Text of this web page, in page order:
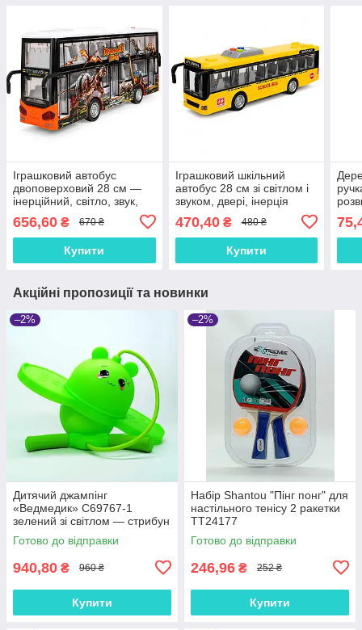
Іграшковий автобус
двоповерховий 28 см —
інерційний, світло, звук,
656,60 ₴ 670 ₴
Купити
Іграшковий шкільний
автобус 28 см зі світлом і
звуком, двері, інерція
470,40₴ 480 ₴
Купити
від
Акційні пропозиції та новинки
–2%
Дитячий джампінг
«Ведмедик» C69767-1
зелений зі світлом — стрибун
для активних ігор, до 30 кг
Готово до відправки
940,80 ₴ 960 ₴
Купити
–2%
Набір Shantou "Пінг понг" для
настільного тенісу 2 ракетки
TT24177
Готово до відправки
246,96 ₴ 252 ₴
Купити